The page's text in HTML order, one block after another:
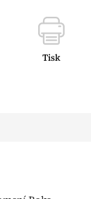
Tisk